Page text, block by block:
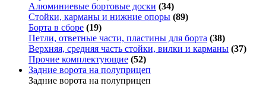
Алюминиевые бортовые доски (34)
Стойки, карманы и нижние опоры (89)
Борта в сборе (19)
Петли, ответные части, пластины для борта (38)
Верхняя, средняя часть стойки, вилки и карманы (37)
Прочие комплектующие (52)
Задние ворота на полуприцеп
Задние ворота на полуприцеп